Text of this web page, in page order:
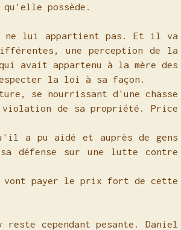
possède.
ne lui appartient pas. Et il va
une perception de la
avait appartenu à la mère des
la loi à sa façon.
se nourrissant d'une chasse
violation de sa propriété. Price
a pu aidé et auprès de gens
défense sur une lutte contre
vont payer le prix fort de cette
cependant pesante. Daniel